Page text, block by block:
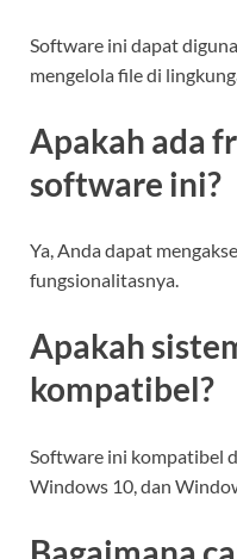
Software ini dapat
mengelola file di
Apakah ada
software ini?
Ya, Anda dapat
fungsionalitasnya.
Apakah
kompatibel?
Software ini kompatibel
Windows 10, dan